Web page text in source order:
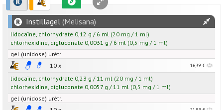
Instillagel (Melisana)
lidocaïne, chlorhydrate 0,12 g / 6 ml (20 mg / 1 ml)
chlorhexidine, digluconate 0,0031 g / 6 ml (0,5 mg / 1 ml)
gel (unidose) urétr.
10 x
16,39 €
lidocaïne, chlorhydrate 0,23 g / 11 ml (20 mg / 1 ml)
chlorhexidine, digluconate 0,0057 g / 11 ml (0,5 mg / 1 ml)
gel (unidose) urétr.